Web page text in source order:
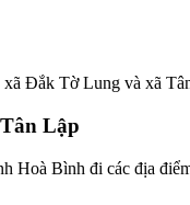
Đắk Tờ Lung và xã
Lập
Hoà Bình đi các địa